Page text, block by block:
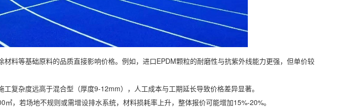
材料等基础原料的品质直接影响价格。例如，进口EPDM颗粒的耐磨性与抗紫外线能力更强，但单价较
复杂度远高于混合型（厚度9-12mm），人工成本与工期延长导致价格差异显著。
，若场地不规则或需增设排水系统，材料损耗率上升，整体报价可能增加15%-20%。